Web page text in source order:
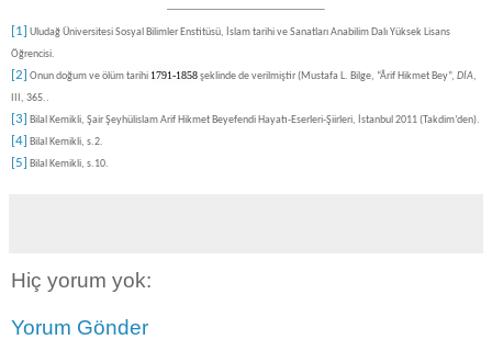
[1] Uludağ Üniversitesi Sosyal Bilimler Enstitüsü, İslam tarihi ve Sanatları Anabilim Dalı Yüksek Lisans
Öğrencisi.
[2] Onun doğum ve ölüm tarihi 1791-1858şeklinde de verilmiştir (Mustafa L. Bilge, “Ârif Hikmet Bey”, DİA,
III, 365..
[3] Bilal Kemikli, Şair Şeyhülislam Arif Hikmet Beyefendi Hayatı-Eserleri-Şiirleri, İstanbul 2011 (Takdim’den).
[4] Bilal Kemikli, s.2.
[5] Bilal Kemikli, s.10.
Hiç yorum yok:
Yorum Gönder